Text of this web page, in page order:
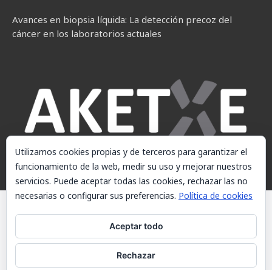
Avances en biopsia líquida: La detección precoz del
cáncer en los laboratorios actuales
© AKETXE Consulting, S.L. - Este sitio web utiliza cookies, consulte
nuestra Política de cookies.
Política de cookies
Utilizamos cookies propias y de terceros para garantizar el
funcionamiento de la web, medir su uso y mejorar nuestros
servicios. Puede aceptar todas las cookies, rechazar las no
necesarias o configurar sus preferencias. Política de cookies
Aceptar todo
Rechazar